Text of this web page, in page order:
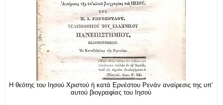
Η θεότης του Ιησού Χριστού ή κατά Ερνέστου Ρενάν αναίρεσις της υπ'
αυτού βιογραφίας του Ιησού